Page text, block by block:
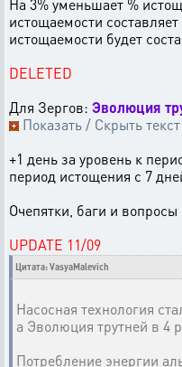
На 3% уменьшает %
истощаемости
истощаемости будет
DELETED
Для Зергов: Эволюция
Показать / Скрыть текст
+1 день за уровень к
период истощения с 7
Очепятки, баги и вопросы
UPDATE 11/09
Цитата: VasyaMalevich
Насосная технология
а Эволюция трутней в 4
Потребление энергии